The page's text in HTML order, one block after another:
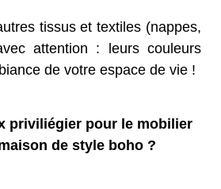
tissus et textiles (nappes,
attention : leurs couleurs
de votre espace de vie !
priviliégier pour le mobilier
de style boho ?